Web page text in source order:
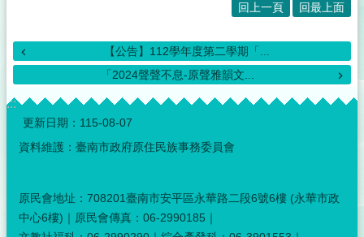
回上一頁 回最上面
【公告】112學年度第二學期「...
「2024聲聲不息-原聲雅韻文...
:::
更新日期： 115-08-07
資料維護：臺南市政府原住民族事務委員會
原民會地址：708201臺南市安平區永華路二段6號6樓 (永華市政
中心6樓)｜原民會傳真：06-2990185｜